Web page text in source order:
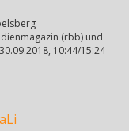
(rbb) und
10:44/15:24